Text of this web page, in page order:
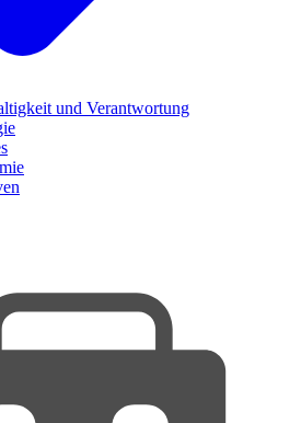
und Verantwortung